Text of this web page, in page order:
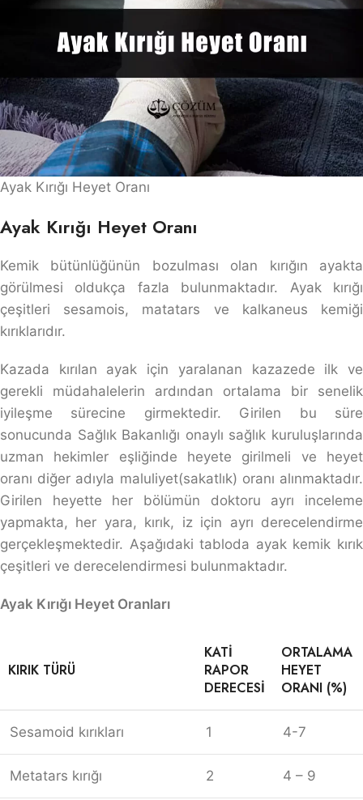
Ayak Kırığı Heyet Oranı
Ayak Kırığı Heyet Oranı
Kemik bütünlüğünün bozulması olan kırığın ayakta
görülmesi oldukça fazla bulunmaktadır. Ayak kırığı
çeşitleri sesamois, matatars ve kalkaneus kemiği
kırıklarıdır.
Kazada kırılan ayak için yaralanan kazazede ilk ve
gerekli müdahalelerin ardından ortalama bir senelik
iyileşme sürecine girmektedir. Girilen bu süre
sonucunda Sağlık Bakanlığı onaylı sağlık kuruluşlarında
uzman hekimler eşliğinde heyete girilmeli ve heyet
oranı diğer adıyla maluliyet(sakatlık) oranı alınmaktadır.
Girilen heyette her bölümün doktoru ayrı inceleme
yapmakta, her yara, kırık, iz için ayrı derecelendirme
gerçekleşmektedir. Aşağıdaki tabloda ayak kemik kırık
çeşitleri ve derecelendirmesi bulunmaktadır.
Ayak Kırığı Heyet Oranları
KIRIK TÜRÜ
KATI
RAPOR
DERECESI
ORTALAMA
HEYET
ORANI (%)
Sesamoid kırıkları 1 4-7
Metatars kırığı 2 4 – 9